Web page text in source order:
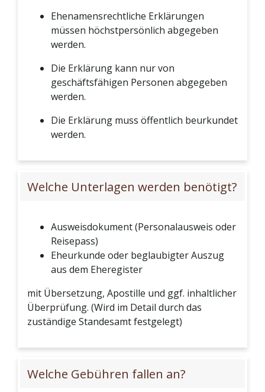
Ehenamensrechtliche Erklärungen
müssen höchstpersönlich abgegeben
werden.
Die Erklärung kann nur von
geschäftsfähigen Personen abgegeben
werden.
Die Erklärung muss öffentlich beurkundet
werden.
Welche Unterlagen werden benötigt?
Ausweisdokument (Personalausweis oder
Reisepass)
Eheurkunde oder beglaubigter Auszug
aus dem Eheregister
mit Übersetzung, Apostille und ggf. inhaltlicher
Überprüfung. (Wird im Detail durch das
zuständige Standesamt festgelegt)
Welche Gebühren fallen an?